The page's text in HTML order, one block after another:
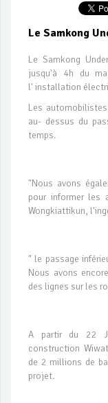
Le Samkong
Le Samkong
jusqu'à 4h du
l' installation
Les
au- dessus du
temps.
"Nous avons
pour informer les
Wongkiattikun,
" le passage
Nous avons
des lignes sur les
A partir du 22
construction
de 2 millions de
projet.